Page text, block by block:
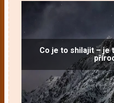
Co je to shilajit – je